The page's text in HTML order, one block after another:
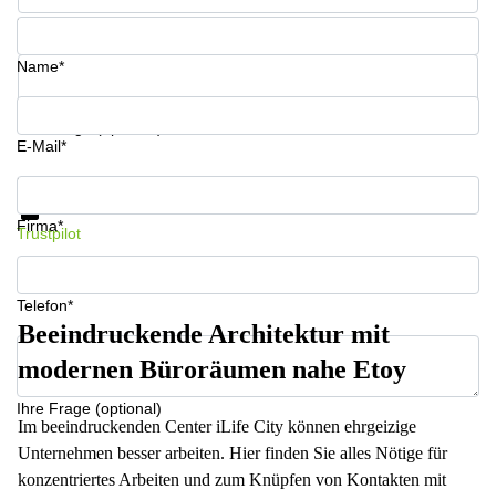
Telefon*
Name*
E-Mail*
Firma*
Telefon*
Ihre Frage (optional)
Informationen und Preise erhalten
Trustpilot
Beeindruckende Architektur mit
modernen Büroräumen nahe Etoy
Im beeindruckenden Center iLife City können ehrgeizige
Unternehmen besser arbeiten. Hier finden Sie alles Nötige für
konzentriertes Arbeiten und zum Knüpfen von Kontakten mit